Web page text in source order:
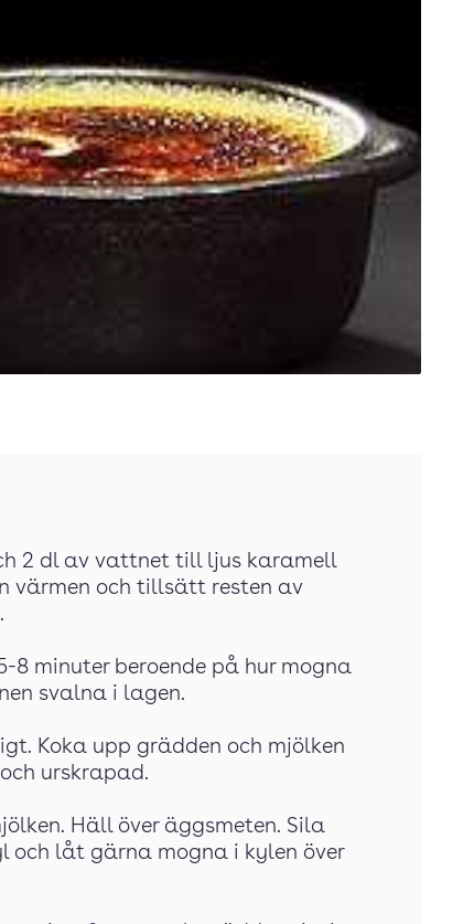
2 dl av vattnet till ljus karamell
värmen och tillsätt resten av
8 minuter beroende på hur mogna
svalna i lagen.
Koka upp grädden och mjölken
urskrapad.
Häll över äggsmeten. Sila
och låt gärna mogna i kylen över